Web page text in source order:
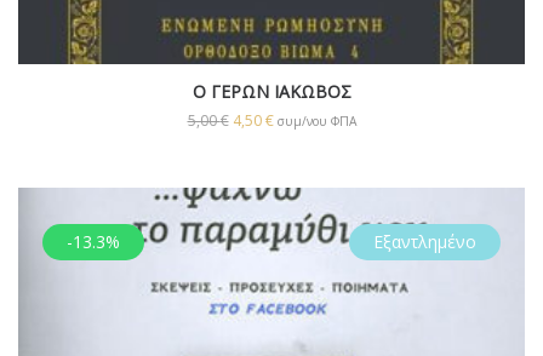
Ο ΓΕΡΩΝ ΙΑΚΩΒΟΣ
5,00€ 4,50€ συμ/νου ΦΠΑ
-13.3% Εξαντλημένο